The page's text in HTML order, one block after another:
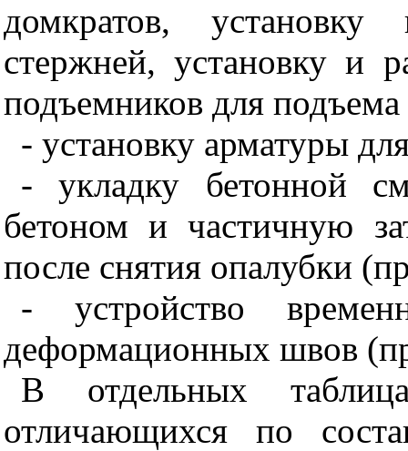
домкратов,
стержней, установку и
подъемников для
- установку арматуры
- укладку бетонной
бетоном и частичную
после снятия опалубки
- устройство
деформационных швов
В отдельных
отличающихся по